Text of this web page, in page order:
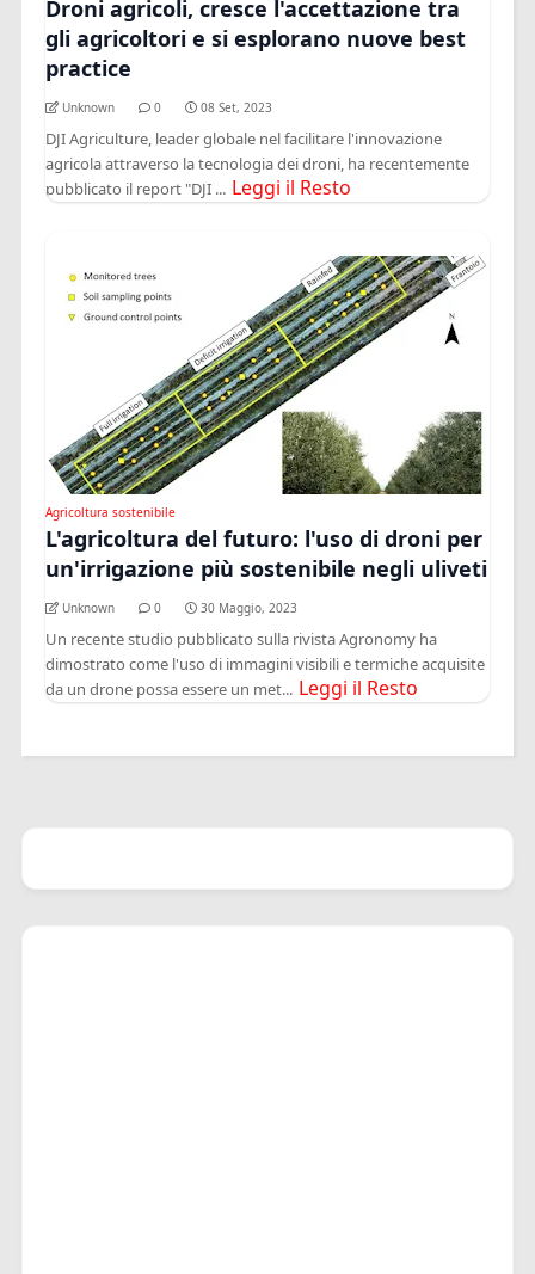
Droni agricoli, cresce l'accettazione tra
gli agricoltori e si esplorano nuove best
practice
Unknown 0 08 Set, 2023
DJI Agriculture, leader globale nel facilitare l'innovazione
agricola attraverso la tecnologia dei droni, ha recentemente
pubblicato il report "DJI ... Leggi il Resto
Agricoltura sostenibile
L'agricoltura del futuro: l'uso di droni per
un'irrigazione più sostenibile negli uliveti
Unknown 0 30 Maggio, 2023
Un recente studio pubblicato sulla rivista Agronomy ha
dimostrato come l'uso di immagini visibili e termiche acquisite
da un drone possa essere un met... Leggi il Resto